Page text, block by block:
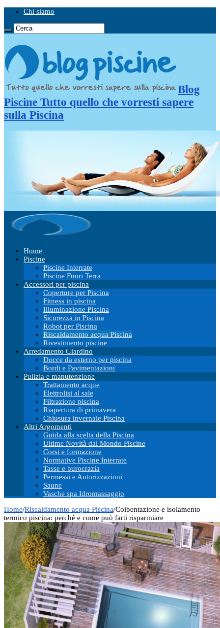
Chi siamo
Blog
Piscine Tutto quello che vorresti sapere
sulla Piscina
Home
Piscine
Piscine Interrate
Piscine Fuori Terra
Accessori per piscina
Coperture per Piscina
Fitness in piscina
Illuminazione Piscina
Sicurezza in Piscina
Robot per Piscina
Riscaldamento acqua Piscina
Rivestimento piscine
Arredamento Giardino
Docce da esterno per piscina
Bordi e Pavimentazioni
Pulizia e manutenzione
Trattamento acque
Elettrolisi al sale
Filtrazione piscina
Riapertura di primavera
Chiusura invernale Piscina
Altri Argomenti
Guida alla scelta della Piscina
Ultime Novità dal Mondo Piscine
Corsi e formazione
Normative Piscine Interrate
Tasse e burocrazia
Permessi e Autorizzazioni
Saune
Vasche spa Idromassaggio
Home/Riscaldamento acqua Piscina/Coibentazione e isolamento
termico piscina: perchè e come può farti risparmiare